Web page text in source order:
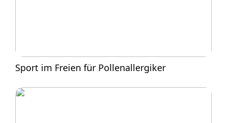
Sport im Freien für Pollenallergiker